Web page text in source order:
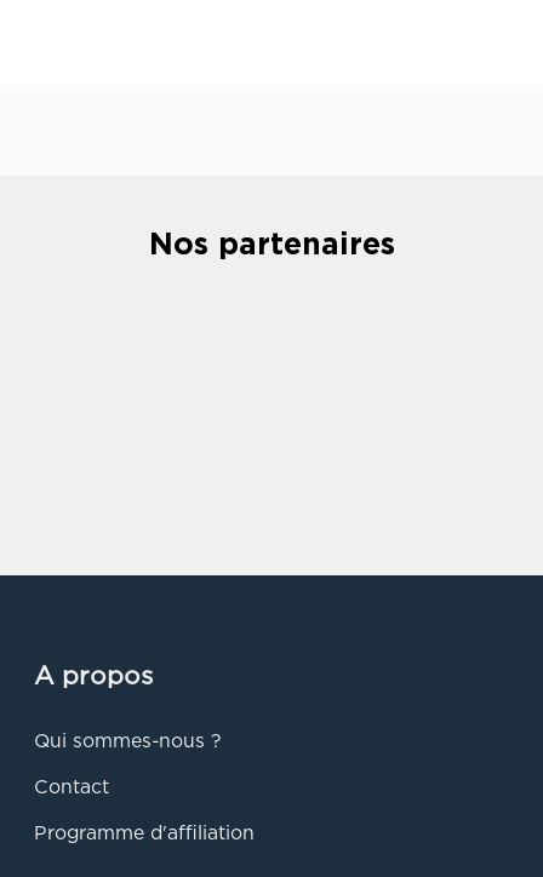
Nos partenaires
A propos
Qui sommes-nous ?
Contact
Programme d'affiliation